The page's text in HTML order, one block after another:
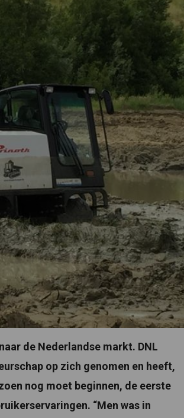
de Nederlandse markt. DNL
op zich genomen en heeft,
nog moet beginnen, de eerste
“Men was in